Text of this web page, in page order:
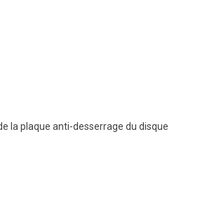
la plaque anti-desserrage du disque